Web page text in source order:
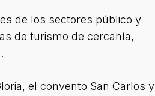
de los sectores público y
de turismo de cercanía,
el convento San Carlos y